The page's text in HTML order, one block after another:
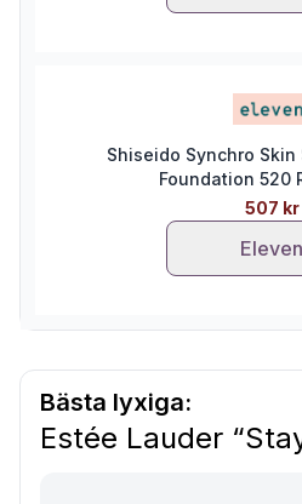
Shiseido Synchro
Foundation 520
507 kr
Eleven
Bästa lyxiga:
Estée Lauder